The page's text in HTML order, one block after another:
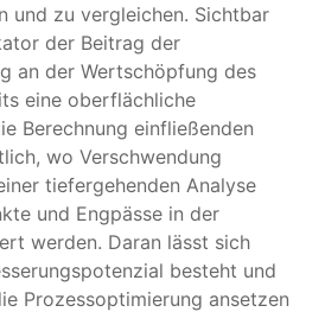
und zu vergleichen. Sichtbar
der Beitrag der
an der Wertschöpfung des
eine oberflächliche
Berechnung einfließenden
wo Verschwendung
tiefergehenden Analyse
und Engpässe in der
werden. Daran lässt sich
besteht und
Prozessoptimierung ansetzen